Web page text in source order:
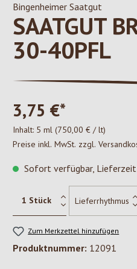
Bingenheimer Saatgut
SAATGUT
30-40PFL
3,75 €*
Inhalt: 5 ml (750,00 € / lt)
Preise inkl. MwSt. zzgl.
Sofort verfügbar,
Zum Merkzettel hinzufügen
Produktnummer: 12091